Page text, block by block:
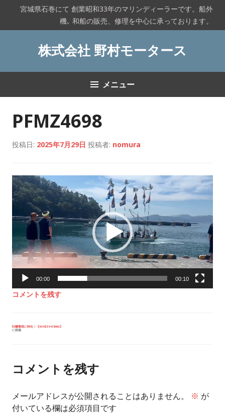
テ
宮城県石巻にて 創業昭和33年のマリンディーラーです。船外
機､ 和船の販売、修理を中心に承っております。
株式会社 野村モータース
メニュー
PFMZ4698
投稿日: 2025年7月29日 投稿者: nomura
動
画
プ
レ
ヤ
ー
00:00 00:10
コメントを残す
投
シ
ョ
牡蠣養殖に特化！【W38CF3×F300G】
に投稿
コメントを残す
メールアドレスが公開されることはありません。 ※ が
付いている欄は必須項目です